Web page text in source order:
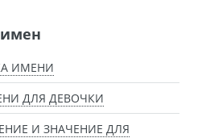
ИМЕНИ
ДЛЯ ДЕВОЧКИ
И ЗНАЧЕНИЕ ДЛЯ